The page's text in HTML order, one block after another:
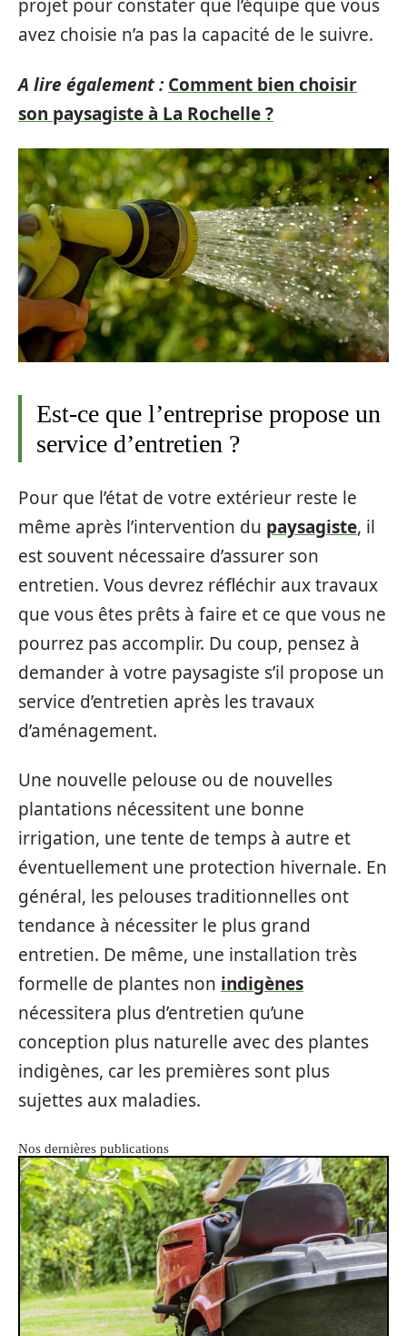
projet pour constater que l’équipe que vous
avez choisie n’a pas la capacité de le suivre.
A lire également : Comment bien choisir
son paysagiste à La Rochelle ?
Est-ce que l’entreprise propose un
service d’entretien ?
Pour que l’état de votre extérieur reste le
même après l’intervention du paysagiste, il
est souvent nécessaire d’assurer son
entretien. Vous devrez réfléchir aux travaux
que vous êtes prêts à faire et ce que vous ne
pourrez pas accomplir. Du coup, pensez à
demander à votre paysagiste s’il propose un
service d’entretien après les travaux
d’aménagement.
Une nouvelle pelouse ou de nouvelles
plantations nécessitent une bonne
irrigation, une tente de temps à autre et
éventuellement une protection hivernale. En
général, les pelouses traditionnelles ont
tendance à nécessiter le plus grand
entretien. De même, une installation très
formelle de plantes non indigènes
nécessitera plus d’entretien qu’une
conception plus naturelle avec des plantes
indigènes, car les premières sont plus
sujettes aux maladies.
Nos dernières publications